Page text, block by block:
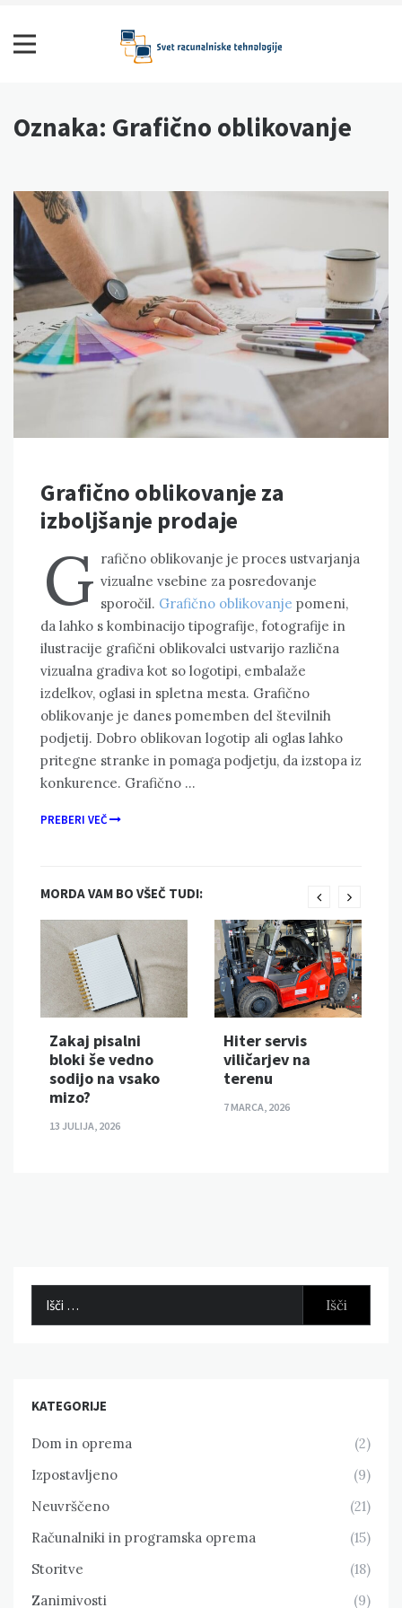
content
Oznaka: Grafično oblikovanje
Grafično oblikovanje za
izboljšanje prodaje
G rafično oblikovanje je proces ustvarjanja
vizualne vsebine za posredovanje
sporočil. Grafično oblikovanje pomeni,
da lahko s kombinacijo tipografije, fotografije in
ilustracije grafični oblikovalci ustvarijo različna
vizualna gradiva kot so logotipi, embalaže
izdelkov, oglasi in spletna mesta. Grafično
oblikovanje je danes pomemben del številnih
podjetij. Dobro oblikovan logotip ali oglas lahko
pritegne stranke in pomaga podjetju, da izstopa iz
konkurence. Grafično …
PREBERI VEČ
MORDA VAM BO VŠEČ TUDI:
Zakaj pisalni
bloki še vedno
sodijo na vsako
mizo?
13 JULIJA, 2026
Hiter servis
viličarjev na
terenu
7 MARCA, 2026
KATEGORIJE
Dom in oprema
(2)
Izpostavljeno
(9)
Neuvrščeno
(21)
Računalniki in programska oprema
(15)
Storitve
(18)
Zanimivosti
(9)